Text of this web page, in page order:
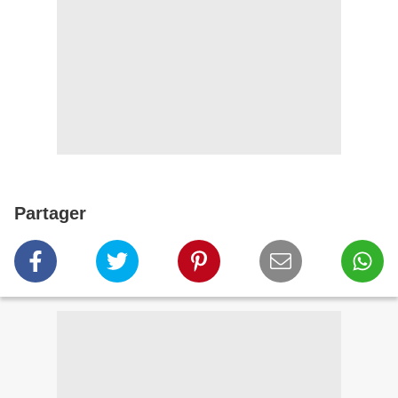
Partager